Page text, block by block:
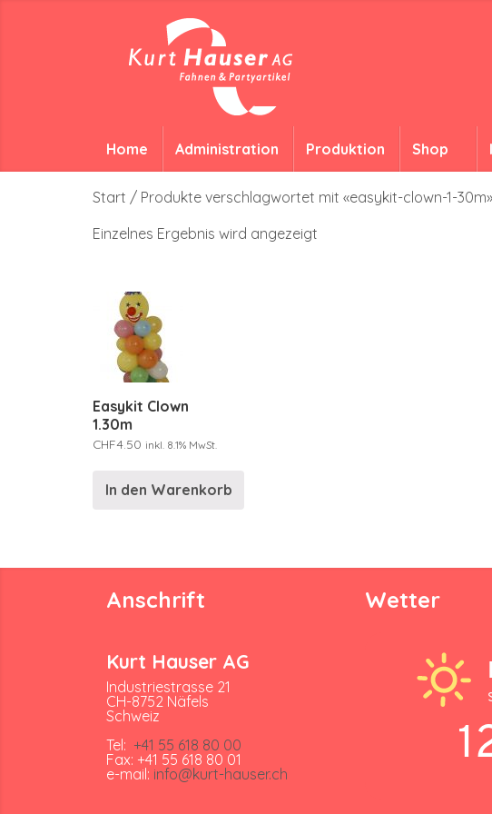
Home Administration Produktion Shop
Start / Produkte verschlagwortet mit «easykit-clown-1-30m»
Einzelnes Ergebnis wird angezeigt
Easykit Clown
1.30m
CHF4.50 inkl. 8.1% MwSt.
In den Warenkorb
Anschrift
Kurt Hauser AG
Industriestrasse 21
CH-8752 Näfels
Schweiz
Tel: +41 55 618 80 00
Fax: +41 55 618 80 01
e-mail: info@kurt-hauser.ch
Wetter